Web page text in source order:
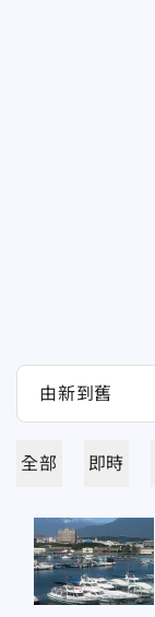
全部 即時